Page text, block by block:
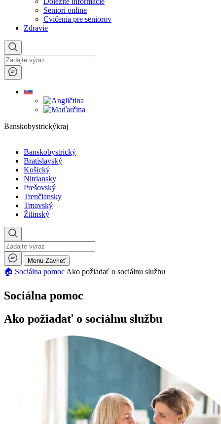
Seniori online
Cvičenia pre seniorov
Zdravie
Banskobystrickýkraj
Banskobystrický
Bratislavský
Košický
Nitriansky
Prešovský
Trenčiansky
Trnavský
Žilinský
Menu Zavrieť
🏠︎ Sociálna pomoc Ako požiadať o sociálnu službu
Sociálna pomoc
Ako požiadať o sociálnu službu